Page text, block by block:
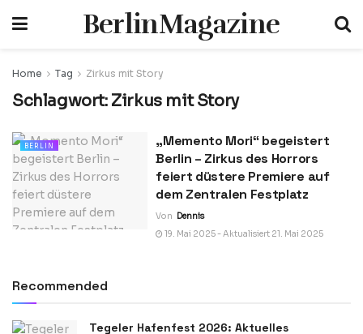
BerlinMagazine
Home Tag Zirkus mit Story
Schlagwort: Zirkus mit Story
BERLIN
„Memento Mori“ begeistert
Berlin – Zirkus des Horrors
feiert düstere Premiere auf
dem Zentralen Festplatz
Von Dennis
19. Mai 2025 - Aktualisiert 21. Mai 2025
Recommended
Tegeler Hafenfest 2026: Aktuelles